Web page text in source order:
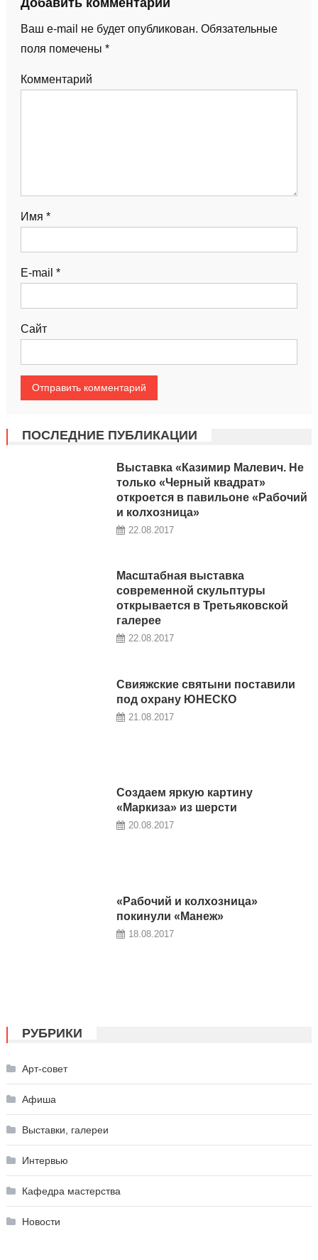
Ваш e-mail не будет опубликован. Обязательные
поля помечены *
Комментарий
Имя *
E-mail *
Сайт
ПОСЛЕДНИЕ ПУБЛИКАЦИИ
Выставка «Казимир Малевич. Не
только «Черный квадрат»
откроется в павильоне «Рабочий
и колхозница»
22.08.2017
Масштабная выставка
современной скульптуры
открывается в Третьяковской
галерее
22.08.2017
Свияжские святыни поставили
под охрану ЮНЕСКО
21.08.2017
Создаем яркую картину
«Маркиза» из шерсти
20.08.2017
«Рабочий и колхозница»
покинули «Манеж»
18.08.2017
РУБРИКИ
Арт-совет
Афиша
Выставки, галереи
Интервью
Кафедра мастерства
Новости